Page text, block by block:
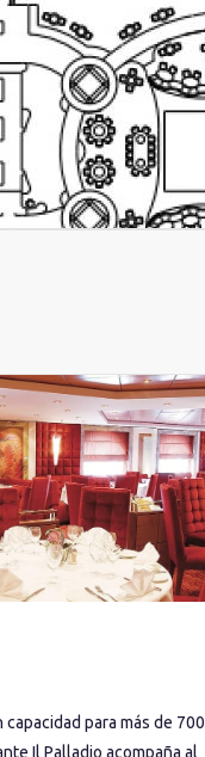
capacidad para más de 700
Il Palladio acompaña al